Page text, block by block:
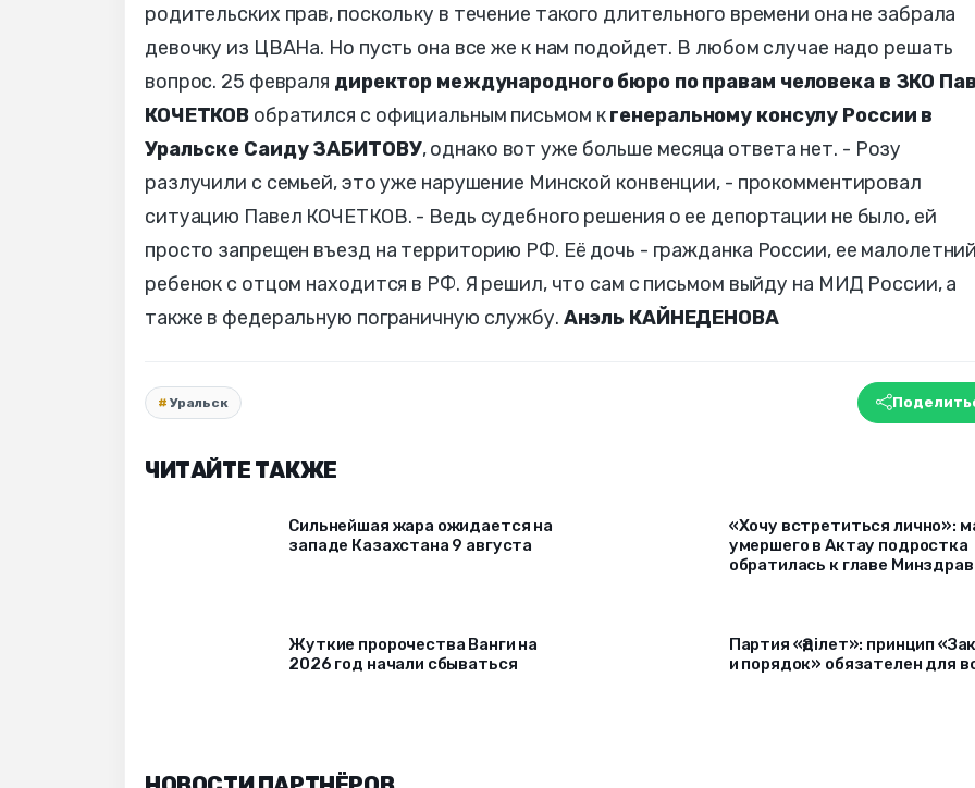
родительских прав, поскольку в течение такого длительного времени она не забрала
девочку из ЦВАНа. Но пусть она все же к нам подойдет. В любом случае надо решать
вопрос. 25 февраля директор международного бюро по правам человека в ЗКО
КОЧЕТКОВ обратился с официальным письмом кгенеральному консулу России в
Уральске Саиду ЗАБИТОВУ, однако вот уже больше месяца ответа нет. - Розу
разлучили с семьей, это уже нарушение Минской конвенции, - прокомментировал
ситуацию Павел КОЧЕТКОВ. - Ведь судебного решения о ее депортации не было, ей
просто запрещен въезд на территорию РФ. Её дочь - гражданка России, ее
ребенок с отцом находится в РФ. Я решил, что сам с письмом выйду на МИД России, а
также в федеральную пограничную службу. Анэль КАЙНЕДЕНОВА
Уральск
ЧИТАЙТЕ ТАКЖЕ
Сильнейшая жара ожидается на
западе Казахстана 9 августа
«Хочу встретиться лично»:
умершего в Актау подростка
обратилась к главе
Жуткие пророчества Ванги на
2026 год начали сбываться
Партия «Әділет»: принцип
и порядок» обязателен для